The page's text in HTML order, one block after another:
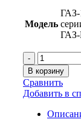
Модель
ГАЗ-
В корзину
Сравнить
Добавить в